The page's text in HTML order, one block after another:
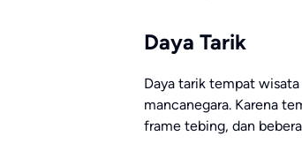
Daya Tarik
Daya tarik tempat
mancanegara. Karena
frame tebing, dan